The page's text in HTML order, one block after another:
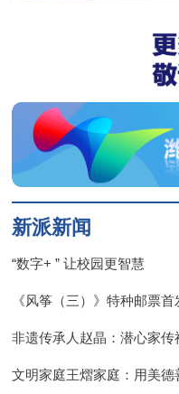
新派新闻
“数字+ ” 让校园更智慧
《风筝（三）》特种邮票
非遗传承人赵晶：潜心家
文明家庭王熠家庭：用美德